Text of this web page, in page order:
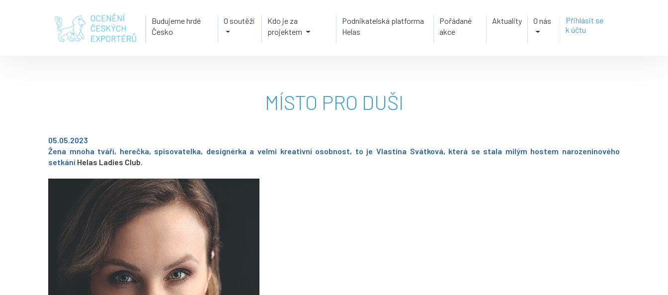
Budujeme hrdé
Česko
O soutěži
Kdo je za
projektem
Podnikatelská platforma
Helas
Pořádané
akce
Aktuality O nás
Přihlásit se
k účtu
MÍSTO PRO DUŠI
05.05.2023
Žena mnoha tváří, herečka, spisovatelka, designérka a velmi kreativní osobnost, to je Vlastina Svátková, která se stala milým hostem narozeninového
setkání Helas Ladies Club.